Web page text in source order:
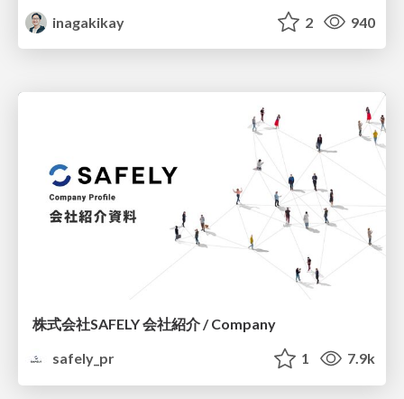
inagakikay
2 940
株式会社SAFELY 会社紹介 / Company
safely_pr
1 7.9k